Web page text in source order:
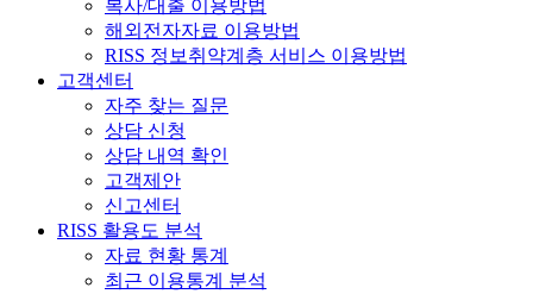
복사/대출 이용방법
해외전자자료 이용방법
RISS 정보취약계층 서비스 이용방법
고객센터
자주 찾는 질문
상담 신청
상담 내역 확인
고객제안
신고센터
RISS 활용도 분석
자료 현황 통계
최근 이용통계 분석